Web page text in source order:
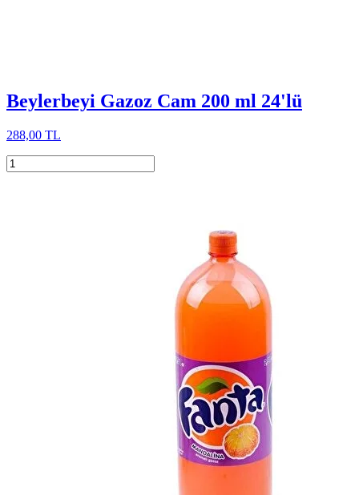
Beylerbeyi Gazoz Cam 200 ml 24'lü
288,00 TL